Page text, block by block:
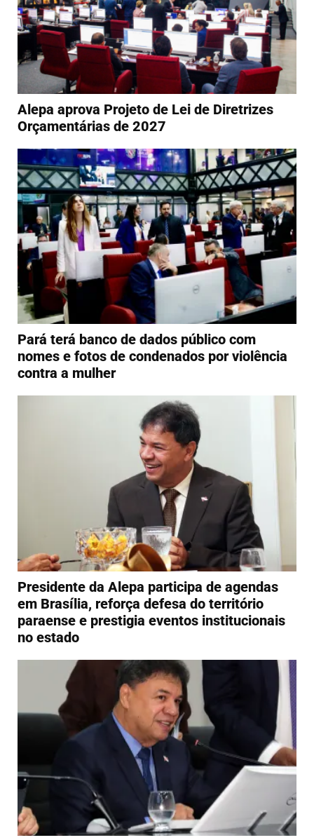
Alepa aprova Projeto de Lei de Diretrizes
Orçamentárias de 2027
Pará terá banco de dados público com
nomes e fotos de condenados por violência
contra a mulher
Presidente da Alepa participa de agendas
em Brasília, reforça defesa do território
paraense e prestigia eventos institucionais
no estado